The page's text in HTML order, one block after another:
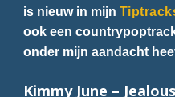
is nieuw in mijn
ook een
onder mijn aandacht
Kimmy June – Jealous